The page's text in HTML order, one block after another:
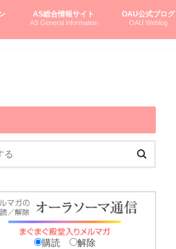
AS総合情報サイト
AS General information
OAU公式ブログ
OAU Weblog
購読 解除